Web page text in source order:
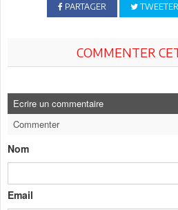
PARTAGER TWEETER
COMMENTER
Ecrire un commentaire
Commenter
Nom
Email